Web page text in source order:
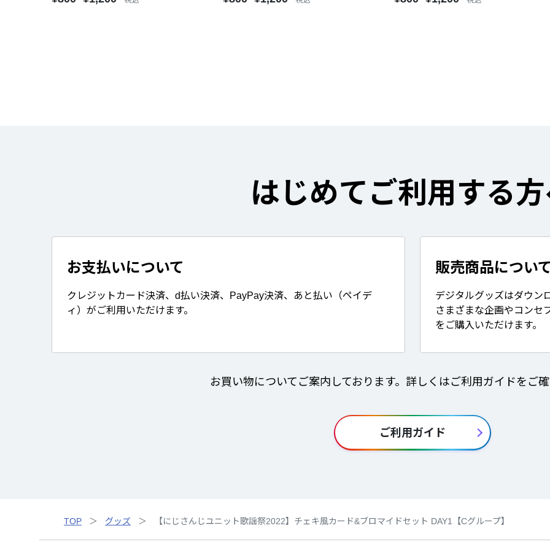
はじめてご利用する
お支払いについて
クレジットカード決済、d払い決済、PayPay決済、あと払い（ペイデ
ィ）がご利用いただけます。
販売商品につい
デジタルグッズはダウン
さまざまな企画やコンセ
をご購入いただけます。
お買い物についてご案内しております。詳しくはご利用ガイドをご
ご利用ガイド
TOP グッズ 【にじさんじユニット歌謡祭2022】チェキ風カード&ブロマイドセット DAY1【Cグループ】